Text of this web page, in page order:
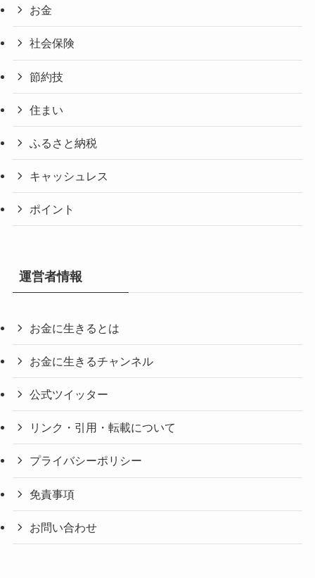
お金
社会保険
節約技
住まい
ふるさと納税
キャッシュレス
ポイント
運営者情報
お金に生きるとは
お金に生きるチャンネル
公式ツイッター
リンク・引用・転載について
プライバシーポリシー
免責事項
お問い合わせ